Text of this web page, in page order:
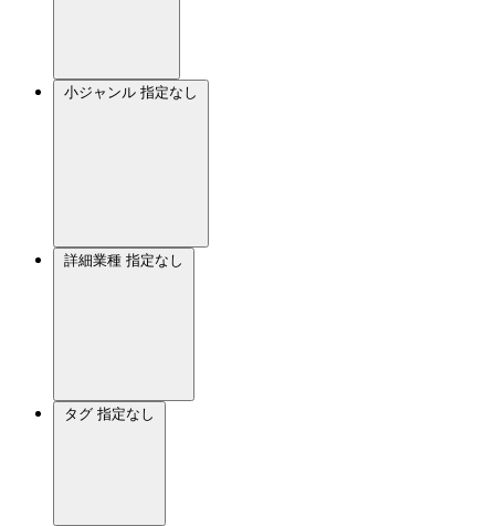
小ジャンル 指定なし
詳細業種 指定なし
タグ 指定なし